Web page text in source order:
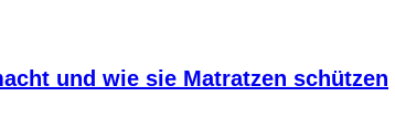
und wie sie Matratzen schützen